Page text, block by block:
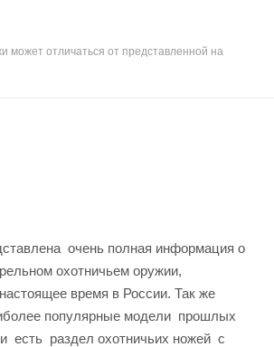
может отличаться от представленной на
очень полная информация о
охотничьем оружии,
время в России. Так же
популярные модели прошлых
есть раздел охотничьих ножей с